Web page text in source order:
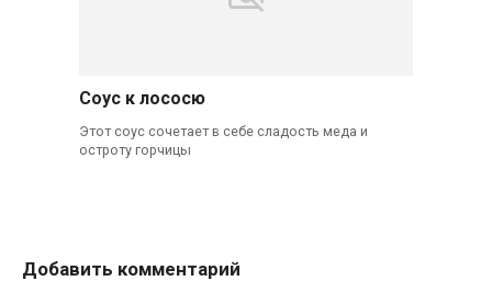
Соус к лососю
Этот соус сочетает в себе сладость меда и
остроту горчицы
Добавить комментарий